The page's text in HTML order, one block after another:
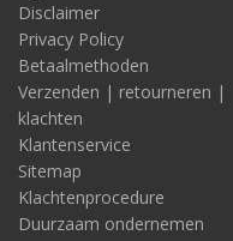
Disclaimer
Privacy Policy
Betaalmethoden
Verzenden | retourneren |
klachten
Klantenservice
Sitemap
Klachtenprocedure
Duurzaam ondernemen